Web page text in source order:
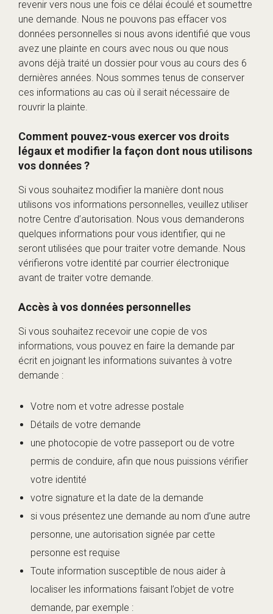
revenir vers nous une fois ce délai écoulé et soumettre
une demande. Nous ne pouvons pas effacer vos
données personnelles si nous avons identifié que vous
avez une plainte en cours avec nous ou que nous
avons déjà traité un dossier pour vous au cours des 6
dernières années. Nous sommes tenus de conserver
ces informations au cas où il serait nécessaire de
rouvrir la plainte.
Comment pouvez-vous exercer vos droits
légaux et modifier la façon dont nous utilisons
vos données ?
Si vous souhaitez modifier la manière dont nous
utilisons vos informations personnelles, veuillez utiliser
notre Centre d’autorisation. Nous vous demanderons
quelques informations pour vous identifier, qui ne
seront utilisées que pour traiter votre demande. Nous
vérifierons votre identité par courrier électronique
avant de traiter votre demande.
Accès à vos données personnelles
Si vous souhaitez recevoir une copie de vos
informations, vous pouvez en faire la demande par
écrit en joignant les informations suivantes à votre
demande :
Votre nom et votre adresse postale
Détails de votre demande
une photocopie de votre passeport ou de votre
permis de conduire, afin que nous puissions vérifier
votre identité
votre signature et la date de la demande
si vous présentez une demande au nom d’une autre
personne, une autorisation signée par cette
personne est requise
Toute information susceptible de nous aider à
localiser les informations faisant l’objet de votre
demande, par exemple :